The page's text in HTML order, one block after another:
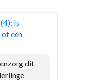
Is
een
dit